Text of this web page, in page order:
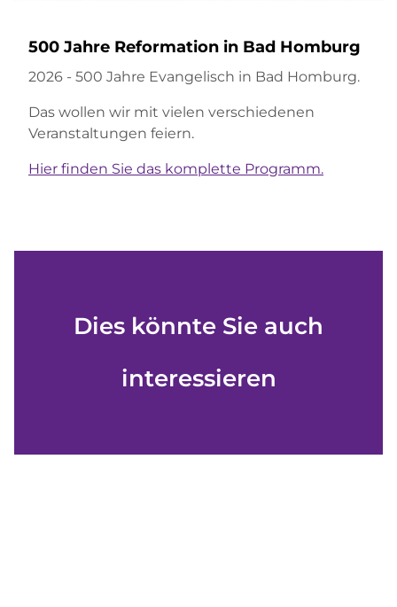
500 Jahre Reformation in Bad Homburg
2026 - 500 Jahre Evangelisch in Bad Homburg.
Das wollen wir mit vielen verschiedenen
Veranstaltungen feiern.
Hier finden Sie das komplette Programm.
Dies könnte Sie auch
interessieren